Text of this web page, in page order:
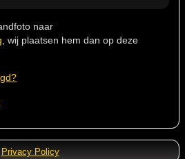
naar
, wij plaatsen hem dan op deze
Privacy Policy